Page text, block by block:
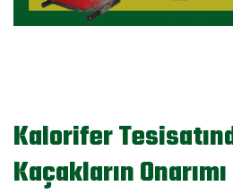
Kalorifer
Kaçakların Onarımı